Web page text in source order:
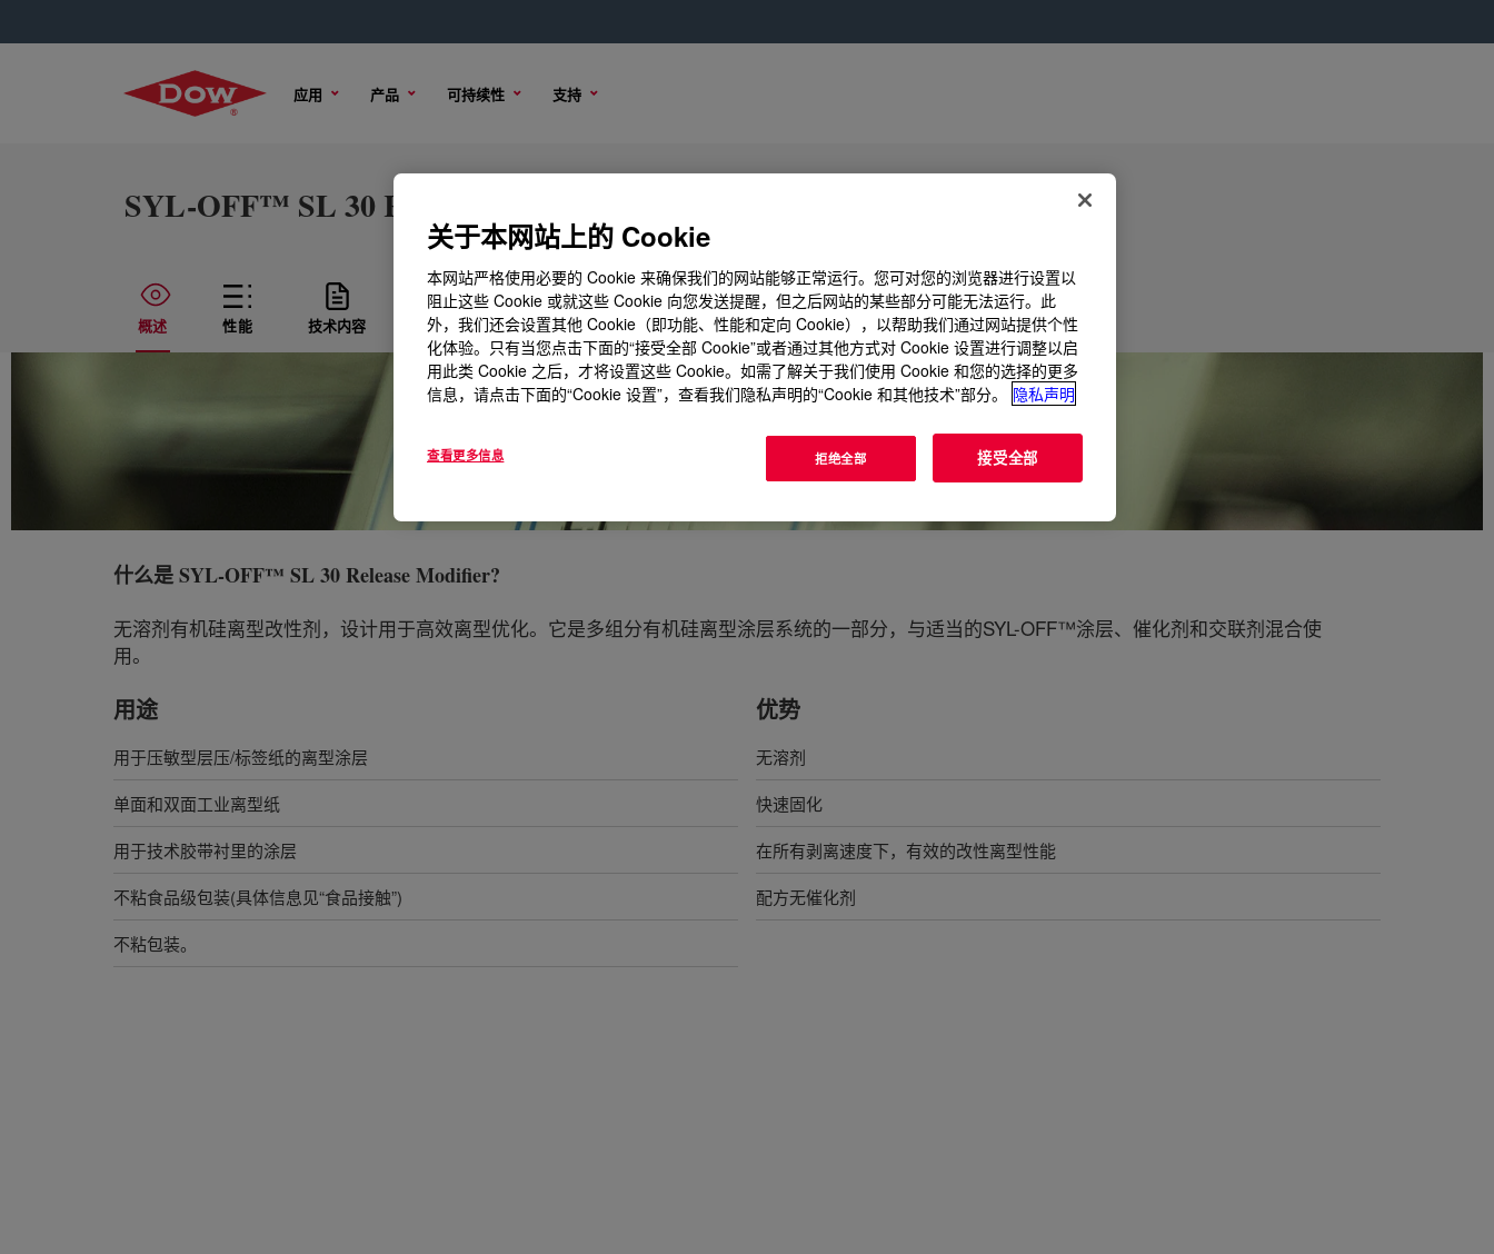
应用 产品 可持续性 支持
SYL-OFF™ SL 30 Release Modifier
概述 性能 技术内容 样品选项 购买选项
什么是SYL-OFF™ SL 30 Release Modifier?
无溶剂有机硅离型改性剂，设计用于高效离型优化。它是多组分有机硅离型涂层系统的一部分，与适当的SYL-OFF™涂层、催化剂和交联剂混合使
用。
用途
用于压敏型层压/标签纸的离型涂层
单面和双面工业离型纸
用于技术胶带衬里的涂层
不粘食品级包装(具体信息见“食品接触”)
不粘包装。
优势
无溶剂
快速固化
在所有剥离速度下，有效的改性离型性能
配方无催化剂
关于本网站上的 Cookie
本网站严格使用必要的 Cookie 来确保我们的网站能够正常运行。您可对您的浏览器进行设置以
阻止这些 Cookie 或就这些 Cookie 向您发送提醒，但之后网站的某些部分可能无法运行。此
外，我们还会设置其他 Cookie（即功能、性能和定向 Cookie），以帮助我们通过网站提供个性
化体验。只有当您点击下面的“接受全部 Cookie”或者通过其他方式对 Cookie 设置进行调整以启
用此类 Cookie 之后，才将设置这些 Cookie。如需了解关于我们使用 Cookie 和您的选择的更多
信息，请点击下面的“Cookie 设置”，查看我们隐私声明的“Cookie 和其他技术”部分。
隐私声明
查看更多信息 拒绝全部 接受全部